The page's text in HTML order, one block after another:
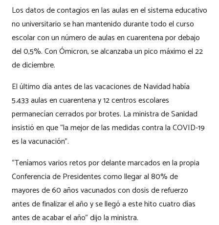
Los datos de contagios en las aulas en el sistema educativo
no universitario se han mantenido durante todo el curso
escolar con un número de aulas en cuarentena por debajo
del 0,5%. Con Ómicron, se alcanzaba un pico máximo el 22
de diciembre.
El último día antes de las vacaciones de Navidad había
5.433 aulas en cuarentena y 12 centros escolares
permanecían cerrados por brotes. La ministra de Sanidad
insistió en que “la mejor de las medidas contra la COVID-19
es la vacunación”.
“Teníamos varios retos por delante marcados en la propia
Conferencia de Presidentes como llegar al 80% de
mayores de 60 años vacunados con dosis de refuerzo
antes de finalizar el año y se llegó a este hito cuatro días
antes de acabar el año” dijo la ministra.